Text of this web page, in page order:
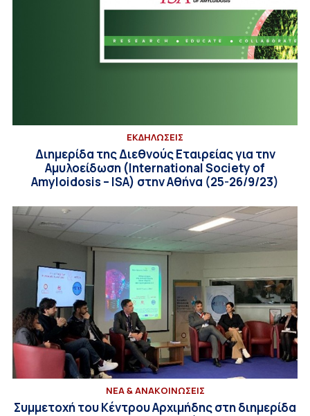
ΕΚΔΗΛΩΣΕΙΣ
Διημερίδα της Διεθνούς Εταιρείας για την
Αμυλοείδωση (Ιnternational Society of
Amyloidosis – ISA) στην Αθήνα (25-26/9/23)
ΝΕΑ & ΑΝΑΚΟΙΝΩΣΕΙΣ
Συμμετοχή του Κέντρου Αρχιμήδης στη διημερίδα